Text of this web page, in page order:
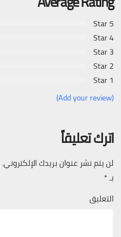
5 Star
4 Star
3 Star
2 Star
1 Star
(Add your review)
اترك تعليقاً
لن يتم نشر عنوان بريدك الإلكتروني.
بـ*
التعليق